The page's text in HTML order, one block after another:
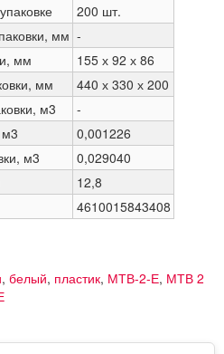
200 шт.
мм -
мм
155 х 92 х 86
мм
440 х 330 х 200
м3
-
0,001226
м3
0,029040
12,8
4610015843408
, белый, пластик, МТВ-2-Е, МТВ 2